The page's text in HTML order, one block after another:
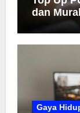
dan
Gaya